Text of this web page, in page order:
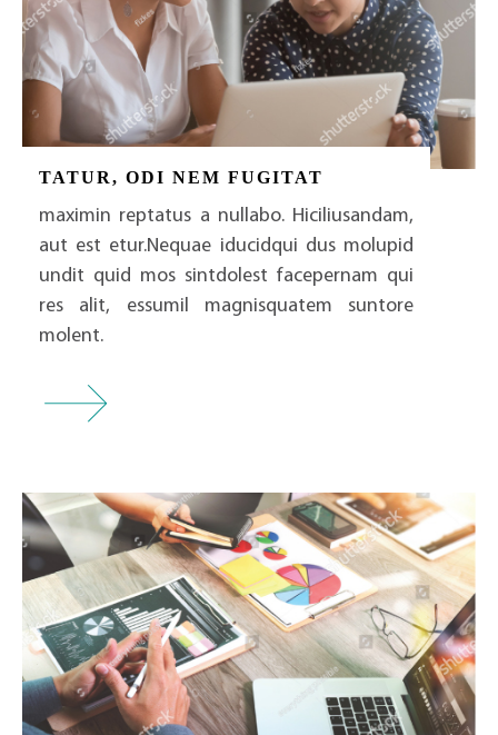
Stories of VSL Ventures
TATUR, ODI NEM FUGITAT
maximin reptatus a nullabo. Hiciliusandam,
aut est etur.Nequae iducidqui dus molupid
undit quid mos sintdolest facepernam qui
res alit, essumil magnisquatem suntore
molent.